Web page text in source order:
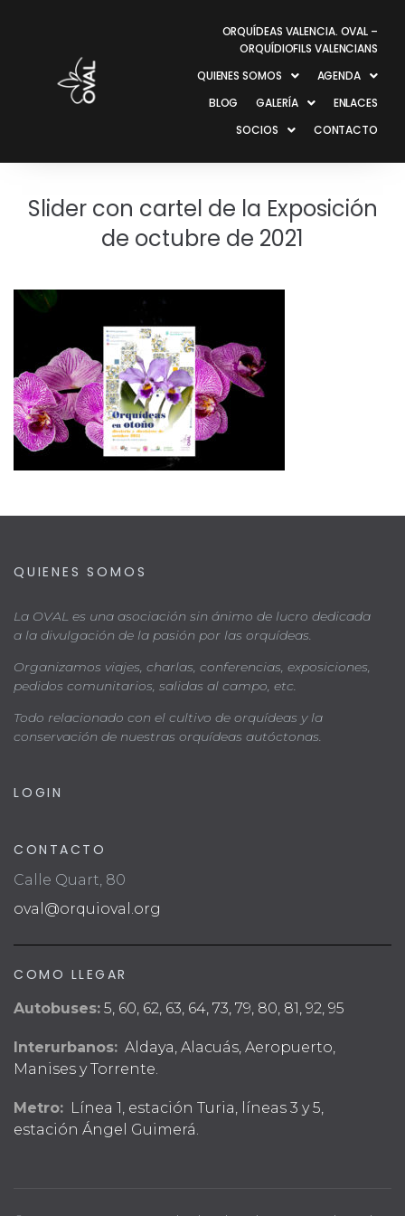
ORQUÍDEAS VALENCIA. OVAL –
ORQUÍDIOFILS VALENCIANS
QUIENES SOMOS
AGENDA
BLOG
GALERÍA
ENLACES
SOCIOS
CONTACTO
Slider con cartel de la Exposición
de octubre de 2021
QUIENES SOMOS
La OVAL es una asociación sin ánimo de lucro dedicada
a la divulgación de la pasión por las orquídeas.
Organizamos viajes, charlas, conferencias, exposiciones,
pedidos comunitarios, salidas al campo, etc.
Todo relacionado con el cultivo de orquídeas y la
conservación de nuestras orquídeas autóctonas.
LOGIN
CONTACTO
Calle Quart, 80
oval@orquioval.org
COMO LLEGAR
Autobuses: 5, 60, 62, 63, 64, 73, 79, 80, 81, 92, 95
Interurbanos: Aldaya, Alacuás, Aeropuerto,
Manises y Torrente.
Metro: Línea 1, estación Turia, líneas 3 y 5,
estación Ángel Guimerá.